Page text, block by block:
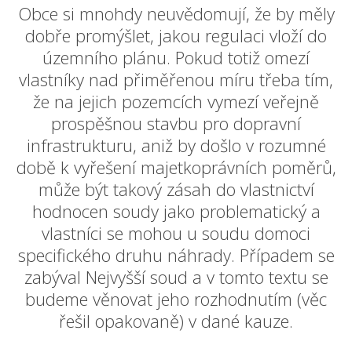
Obce si mnohdy neuvědomují, že by měly
dobře promýšlet, jakou regulaci vloží do
územního plánu. Pokud totiž omezí
vlastníky nad přiměřenou míru třeba tím,
že na jejich pozemcích vymezí veřejně
prospěšnou stavbu pro dopravní
infrastrukturu, aniž by došlo v rozumné
době k vyřešení majetkoprávních poměrů,
může být takový zásah do vlastnictví
hodnocen soudy jako problematický a
vlastníci se mohou u soudu domoci
specifického druhu náhrady. Případem se
zabýval Nejvyšší soud a v tomto textu se
budeme věnovat jeho rozhodnutím (věc
řešil opakovaně) v dané kauze.